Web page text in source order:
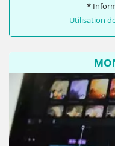
*
Utilisation